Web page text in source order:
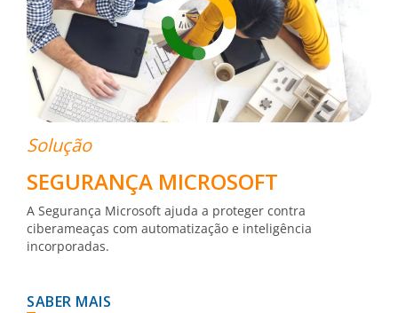
Solução
SEGURANÇA MICROSOFT
A Segurança Microsoft ajuda a proteger contra
ciberameaças com automatização e inteligência
incorporadas.
SABER MAIS